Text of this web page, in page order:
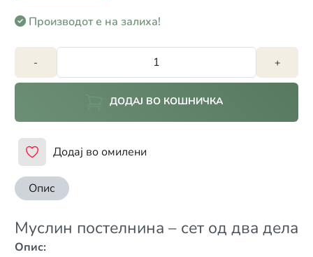
Производот е на залиха!
- +
ДОДАЈ ВО КОШНИЧКА
Додај во омилени
Опис
Муслин постелнина – сет од два дела
Опис: